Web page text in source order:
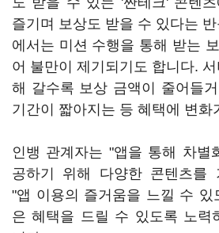
즐기며 보상도 받을 수 있다는
에서는 미션 수행을 통해 받는
어 불만이 제기되기도 합니다. 서
해 갈수록 보상 금액이 줄어들
기간이 짧아지는 등 혜택에 변화
인뱅 관계자는 "앱을 통해 차별
공하기 위해 다양한 콘텐츠를
"앱 이용의 즐거움을 느낄 수 있
은 혜택을 드릴 수 있도록 노력